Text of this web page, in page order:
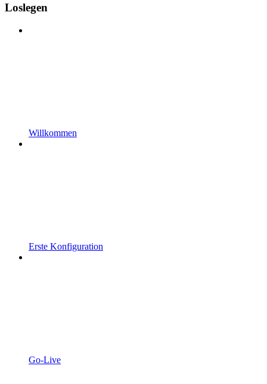
Loslegen
Willkommen
Erste Konfiguration
Go-Live